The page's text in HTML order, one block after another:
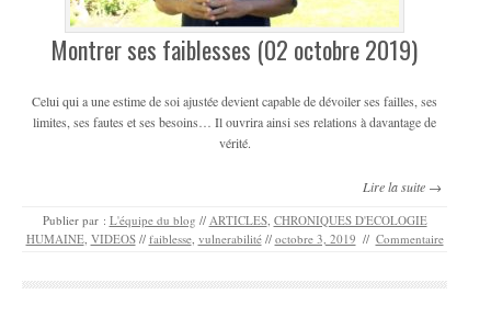
Montrer ses faiblesses (02 octobre 2019)
Celui qui a une estime de soi ajustée devient capable de dévoiler ses failles, ses
limites, ses fautes et ses besoins… Il ouvrira ainsi ses relations à davantage de
vérité.
Lire la suite →
Publier par : L'équipe du blog // ARTICLES, CHRONIQUES D'ECOLOGIE
HUMAINE, VIDEOS // faiblesse, vulnerabilité // octobre 3, 2019 // Commentaire